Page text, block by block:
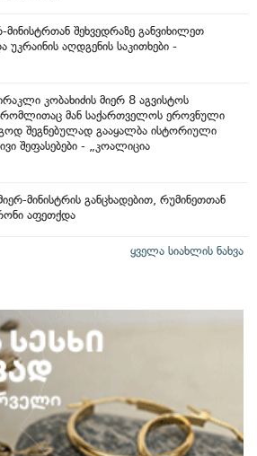
მინისტრთან შეხვედრაზე განვიხილეთ
უკრაინის აღდგენის საკითხები -
კობახიძის მიერ 8 აგვისტოს
რომლითაც მან საქართველოს ეროვნული
შეგნებულად გააყალბა ისტორიული
შეფასებები - „კოალიცია
მინისტრის განცხადებით, რუმინეთთან
აფეთქდა
ყველა სიახლის ნახვა